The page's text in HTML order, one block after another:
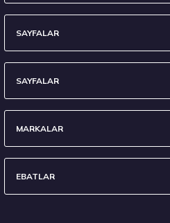
295/35 R21 107Y XL Eagle F1
SAYFALAR
SAYFALAR
MARKALAR
EBATLAR